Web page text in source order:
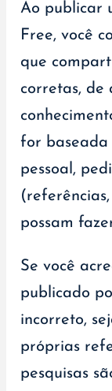
Ao publicar
Free, você
que
corretas, de
for baseada
pessoal,
possam
Se você
publicado
incorreto,
próprias
pesquisas